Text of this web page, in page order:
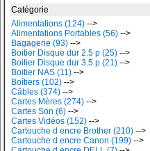
Catégorie
Alimentations (124) -->
Alimentations Portables (56) -->
Bagagerie (93) -->
Boitier Disque dur 2.5 p (25) -->
Boitier Disque dur 3.5 p (21) -->
Boitier NAS (11) -->
Boîtiers (102) -->
Câbles (374) -->
Cartes Mères (274) -->
Cartes Son (6) -->
Cartes Vidéos (152) -->
Cartouche d encre Brother (210) -->
Cartouche d encre Canon (199) -->